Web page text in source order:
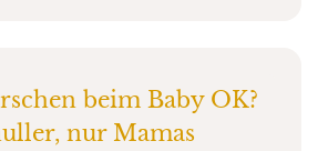
beim Baby OK?
nur Mamas